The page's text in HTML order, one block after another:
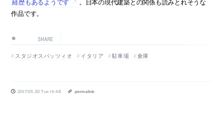
作品です。
SHARE
スタジオスパッツィオ イタリア 駐車場 倉庫
2017.05.30 Tue 14:48 permalink